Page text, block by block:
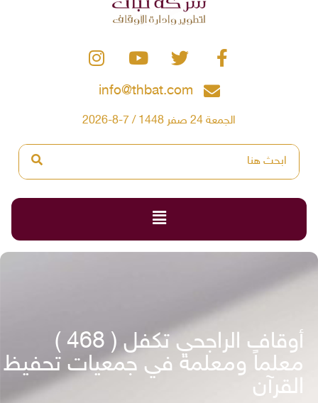
info@thbat.com
الجمعة 24 صفر 1448 / 7-8-2026
أوقاف الراجحي تكفل ( 468 ‏)
معلماً ومعلمة في جمعيات تحفيظ
القرآن